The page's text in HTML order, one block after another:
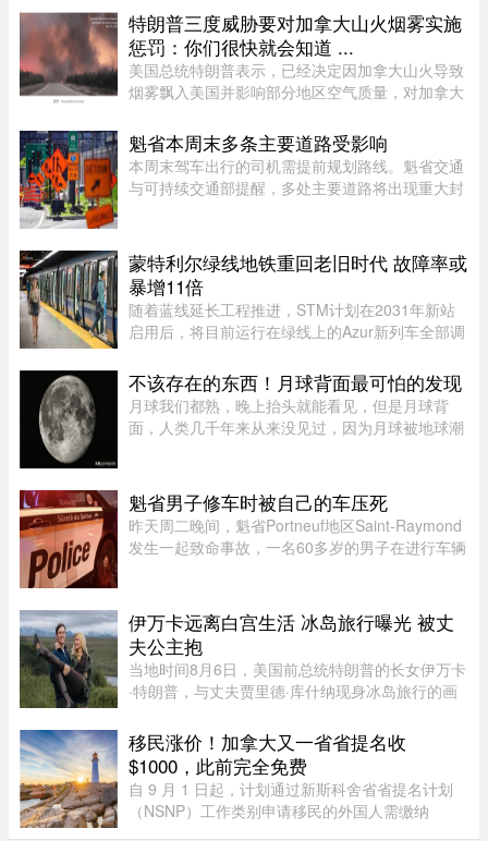
五起延伸至 Centre-du- ...
特朗普三度威胁要对加拿大山火烟雾实施
惩罚：你们很快就会知道 ...
美国总统特朗普表示，已经决定因加拿大山火导致
烟雾飘入美国并影响部分地区空气质量，对加拿大
期里，特朗普第三次就此事对加拿大发出威胁。周
日晚间，特朗普在“空 ...
魁省本周末多条主要道路受影响
本周末驾车出行的司机需提前规划路线。魁省交通
与可持续交通部提醒，多处主要道路将出现重大封
堵。20号高速（Boucherville ...
蒙特利尔绿线地铁重回老旧时代 故障率或
暴增11倍
随着蓝线延长工程推进，STM计划在2031年新站
启用后，将目前运行在绿线上的Azur新列车全部调
客流量最高的绿线可能几乎全部由服役多年的MR-
73老旧列车运营。Projet Montr ...
不该存在的东西！月球背面最可怕的发现
月球我们都熟，晚上抬头就能看见，但是月球背
面，人类几千年来从来没见过，因为月球被地球潮
面一样拥有14天一轮的完整白 ...
魁省男子修车时被自己的车压死
昨天周二晚间，魁省Portneuf地区Saint-Raymond
发生一起致命事故，一名60多岁的男子在进行车辆
Raymond的rang Sainte-Croix，当时一名 ...
伊万卡远离白宫生活 冰岛旅行曝光 被丈
夫公主抱
当地时间8月6日，美国前总统特朗普的长女伊万卡
·特朗普，与丈夫贾里德·库什纳现身冰岛旅行的画
密，伊万卡被贾里德来了一个“公主抱”，两个人就
宛若刚刚订婚一般。现 ...
移民涨价！加拿大又一省省提名收
$1000，此前完全免费
自 9 月 1 日起，计划通过新斯科舍省省提名计划
（NSNP）工作类别申请移民的外国人需缴纳